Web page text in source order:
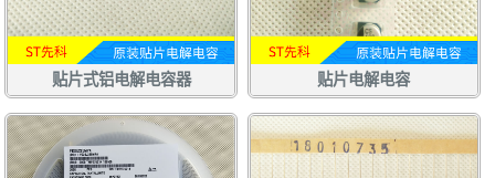
贴片式铝电解电容器 贴片电解电容